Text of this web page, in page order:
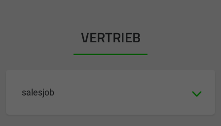
VERTRIEB
salesjob